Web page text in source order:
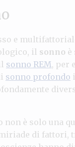
e
il sonno è
sonno REM, per
sonno profondo
è solo una
di fattori,